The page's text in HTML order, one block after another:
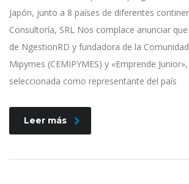
Japón, junto a 8 países de diferentes
Consultoría, SRL Nos complace anunciar
de NgestionRD y fundadora de la
Mipymes (CEMIPYMES) y «Emprende
seleccionada como representante del país
Leer más